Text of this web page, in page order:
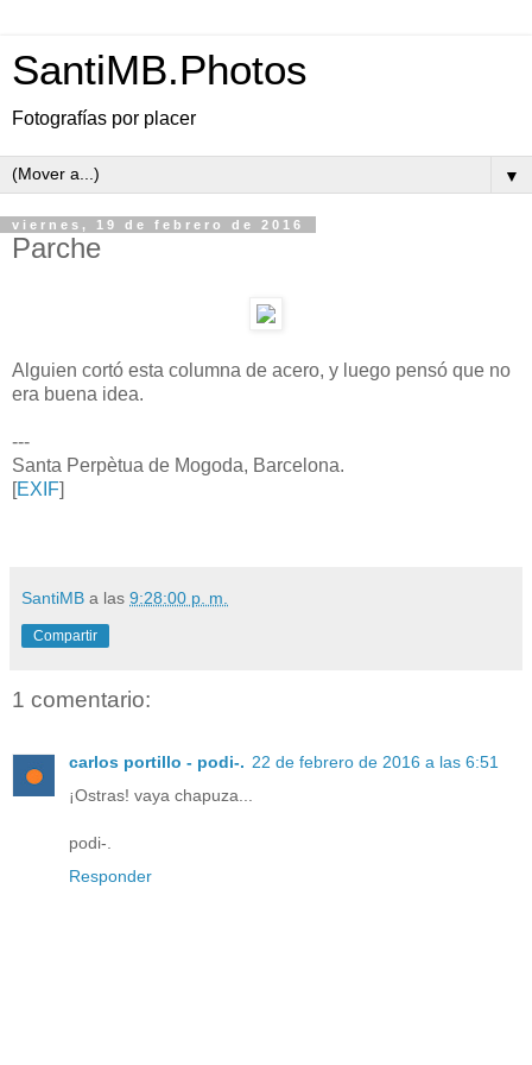
SantiMB.Photos
Fotografías por placer
▼
viernes, 19 de febrero de 2016
Parche
Alguien cortó esta columna de acero, y luego pensó que no
era buena idea.
---
Santa Perpètua de Mogoda, Barcelona.
[EXIF]
SantiMB a las 9:28:00 p. m.
Compartir
1 comentario:
carlos portillo - podi-. 22 de febrero de 2016 a las 6:51
¡Ostras! vaya chapuza...
podi-.
Responder